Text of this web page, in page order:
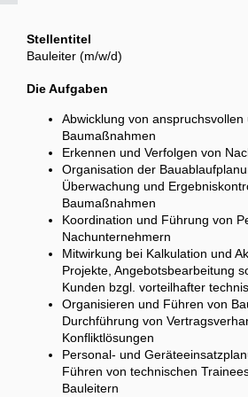
Stellentitel
Bauleiter (m/w/d)
Die Aufgaben
Abwicklung von anspruchsvollen
Baumaßnahmen
Erkennen und Verfolgen von
Organisation der
Überwachung und
Baumaßnahmen
Koordination und Führung von
Nachunternehmern
Mitwirkung bei Kalkulation und
Projekte, Angebotsbearbeitung
Kunden bzgl. vorteilhafter
Organisieren und Führen von
Durchführung von
Konfliktlösungen
Personal- und
Führen von technischen
Bauleitern